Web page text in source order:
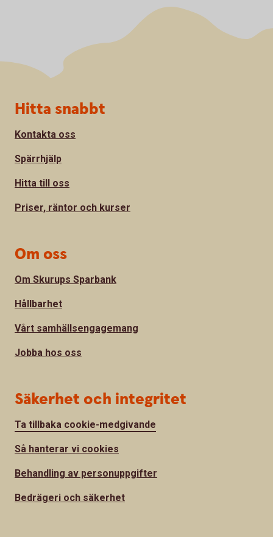
Sidfot
Hitta snabbt
Kontakta oss
Spärrhjälp
Hitta till oss
Priser, räntor och kurser
Om oss
Om Skurups Sparbank
Hållbarhet
Vårt samhällsengagemang
Jobba hos oss
Säkerhet och integritet
Ta tillbaka cookie-medgivande
Så hanterar vi cookies
Behandling av personuppgifter
Bedrägeri och säkerhet